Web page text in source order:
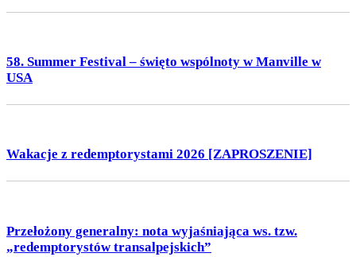
58. Summer Festival – święto wspólnoty w Manville w
USA
Wakacje z redemptorystami 2026 [ZAPROSZENIE]
Przełożony generalny: nota wyjaśniająca ws. tzw.
„redemptorystów transalpejskich”